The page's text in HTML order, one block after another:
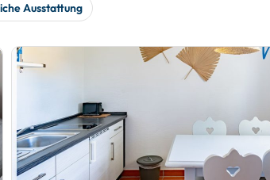
Ausstattung